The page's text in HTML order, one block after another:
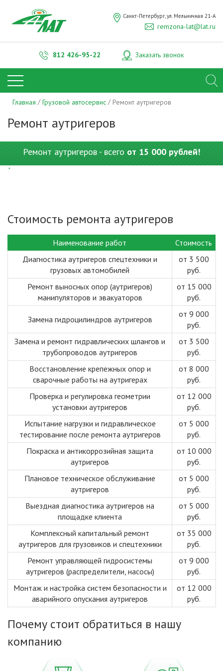
812 426-95-22 Заказать звонок
Санкт-Петербург, ул. Мельничная 21-А
remzona-lat@lat.ru
Главная Грузовой автосервис Ремонт аутригеров
Ремонт аутригеров
Ремонт аутригеров - всего от 15 000 рублей!
*
Стоимость ремонта аутригеров
Наименование работ
Стоимость
Диагностика аутригеров спецтехники и
грузовых автомобилей
от 3 500
руб.
Ремонт выносных опор (аутригеров)
манипуляторов и эвакуаторов
от 15 000
руб.
Замена гидроцилиндров аутригеров
от 9 000
руб.
Замена и ремонт гидравлических шлангов и
трубопроводов аутригеров
от 3 500
руб.
Восстановление крепежных опор и
сварочные работы на аутригерах
от 8 000
руб.
Проверка и регулировка геометрии
установки аутригеров
от 12 000
руб.
Испытание нагрузки и гидравлическое
тестирование после ремонта аутригеров
от 5 000
руб.
Покраска и антикоррозийная защита
аутригеров
от 10 000
руб.
Плановое техническое обслуживание
аутригеров
от 5 000
руб.
Выездная диагностика аутригеров на
площадке клиента
от 5 000
руб.
Комплексный капитальный ремонт
аутригеров для грузовиков и спецтехники
от 35 000
руб.
Ремонт управляющей гидросистемы
аутригеров (распределители, насосы)
от 9 000
руб.
Монтаж и настройка систем безопасности и
аварийного опускания аутригеров
от 12 000
руб.
Почему стоит обратиться в нашу
компанию